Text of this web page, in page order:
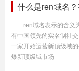
什么是ren域名
ren域名表示的含义
有中国领先的实名制社
一家开始运营新顶级域
爆新顶级域市场